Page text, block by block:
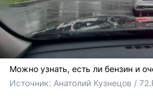
Можно узнать, есть ли бензин и
Источник: Анатолий Кузнецов /